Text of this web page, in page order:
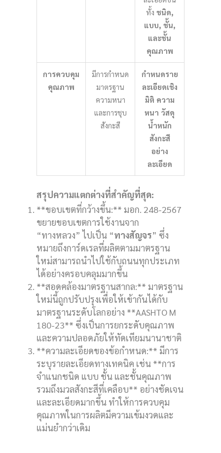
ทั้ง ชนิด,
แบบ, ชั้น,
และชั้น
คุณภาพ
การควบคุม
คุณภาพ
มีการกำหนด
มาตรฐาน
ความหนา
และการชุบ
สังกะสี
กำหนดราย
ละเอียดเชิง
มิติ ความ
หนา วัสดุ
น้ำหนัก
สังกะสี
อย่าง
ละเอียด
สรุปความแตกต่างที่สำคัญที่สุด:
**ขอบเขตที่กว้างขึ้น:** มอก. 248-2567
ขยายขอบเขตการใช้งานจาก
“ทางหลวง” ไปเป็น “ทางสัญจร” ซึ่ง
หมายถึงการ์ดเรลที่ผลิตตามมาตรฐาน
ใหม่สามารถนำไปใช้กับถนนทุกประเภท
ได้อย่างครอบคลุมมากขึ้น
**สอดคล้องมาตรฐานสากล:** มาตรฐาน
ใหม่นี้ถูกปรับปรุงเพื่อให้เข้ากันได้กับ
มาตรฐานระดับโลกอย่าง **AASHTO M
180-23** ซึ่งเป็นการยกระดับคุณภาพ
และความปลอดภัยให้ทัดเทียมนานาชาติ
**ความละเอียดของข้อกำหนด:** มีการ
ระบุรายละเอียดทางเทคนิค เช่น **การ
จำแนกชนิด แบบ ชั้น และชั้นคุณภาพ
รวมถึงมวลสังกะสีที่เคลือบ** อย่างชัดเจน
และละเอียดมากขึ้น ทำให้การควบคุม
คุณภาพในการผลิตมีความเข้มงวดและ
แม่นยำกว่าเดิม